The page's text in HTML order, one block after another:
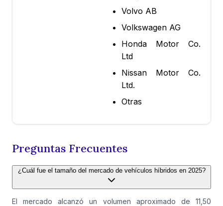
Volvo AB
Volkswagen AG
Honda Motor Co.
Ltd
Nissan Motor Co.
Ltd.
Otras
Preguntas Frecuentes
¿Cuál fue el tamaño del mercado de vehículos híbridos en 2025?
El mercado alcanzó un volumen aproximado de 11,50